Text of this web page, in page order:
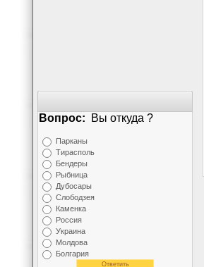
Вопрос: Вы откуда ?
Парканы
Тирасполь
Бендеры
Рыбница
Дубосары
Слободзея
Каменка
Россия
Украина
Молдова
Болгария